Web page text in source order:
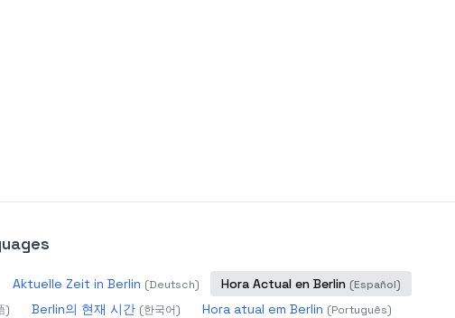
Aktuelle Zeit in Berlin (Deutsch) Hora Actual en Berlin (Español)
) Berlin의 현재 시간 (한국어) Hora atual em Berlin (Português)